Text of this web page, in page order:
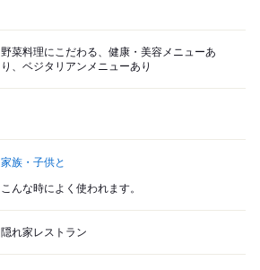
野菜料理にこだわる、健康・美容メニューあ
り、ベジタリアンメニューあり
家族・子供と
こんな時によく使われます。
隠れ家レストラン